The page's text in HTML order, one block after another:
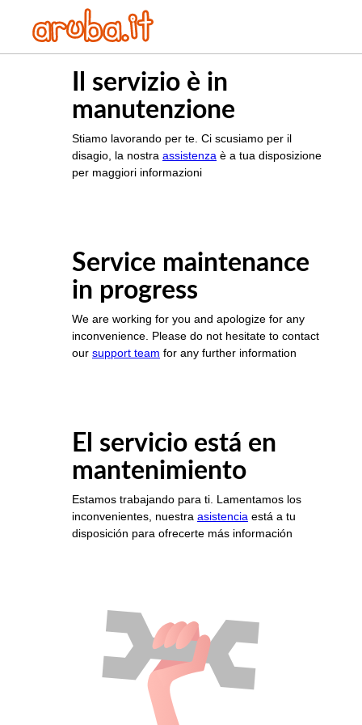
Il servizio è in
manutenzione
Stiamo lavorando per te. Ci scusiamo per il
disagio, la nostra assistenza è a tua disposizione
per maggiori informazioni
Service maintenance
in progress
We are working for you and apologize for any
inconvenience. Please do not hesitate to contact
our support team for any further information
El servicio está en
mantenimiento
Estamos trabajando para ti. Lamentamos los
inconvenientes, nuestra asistencia está a tu
disposición para ofrecerte más información